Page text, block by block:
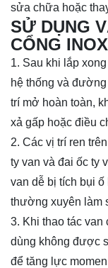
sửa chữa hoặc
SỬ DỤNG
CỔNG
1. Sau khi lắp
hệ thống và
trí mở hoàn toàn,
xả gấp hoặc điều
2. Các vị trí ren
ty van và đai ốc ty
van dễ bị tích bụi
thường xuyên làm
3. Khi thao tác
dùng không được
để tăng lực